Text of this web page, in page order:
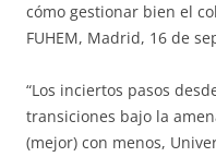
cómo gestionar bien el
FUHEM, Madrid, 16 de
“Los inciertos pasos
transiciones bajo la
(mejor) con menos,